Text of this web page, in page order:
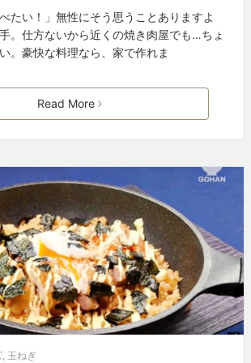
たい！」無性にそう思うことありますよ
。仕方ないから近くの焼き肉屋でも…ちょ
。豪快な料理なら、家で作れま
Read More
, 玉ねぎ